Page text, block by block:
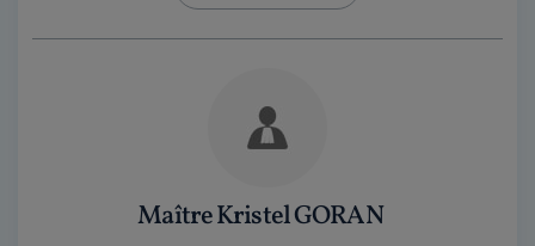
Maître Kristel GORAN